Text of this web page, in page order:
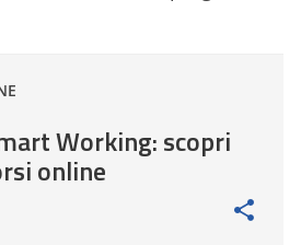
Working: scopri
online